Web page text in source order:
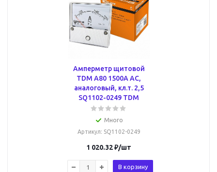
Амперметр щитовой
TDM А80 1500А AC,
аналоговый, кл.т. 2,5
SQ1102-0249 TDM
Много
Артикул: SQ1102-0249
1 020.32₽/шт
В корзину